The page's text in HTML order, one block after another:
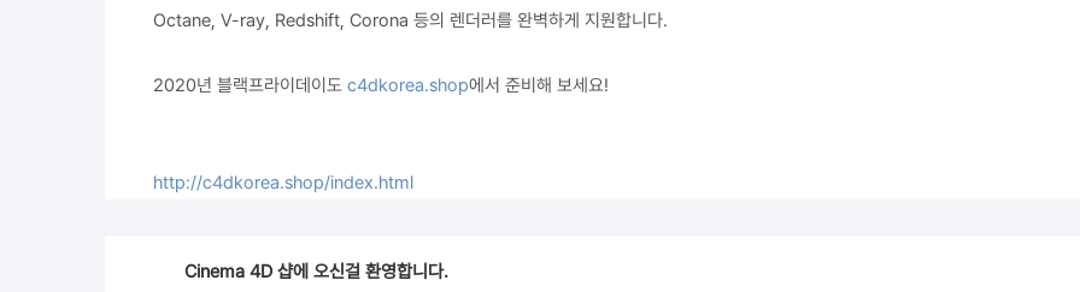
Octane, V-ray, Redshift, Corona 등의 렌더러를 완벽하게 지원합니다.
2020년 블랙프라이데이도 c4dkorea.shop에서 준비해 보세요!
http://c4dkorea.shop/index.html
Cinema 4D 샵에 오신걸 환영합니다.